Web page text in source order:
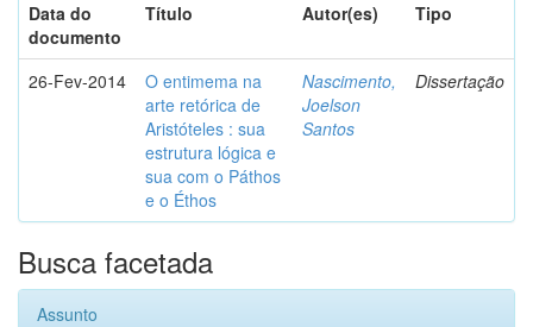
Data do
documento
Título Autor(es) Tipo
26-Fev-2014
O entimema na
arte retórica de
Aristóteles : sua
estrutura lógica e
sua com o Páthos
e o Éthos
Nascimento,
Joelson
Santos
Dissertação
Busca facetada
Assunto